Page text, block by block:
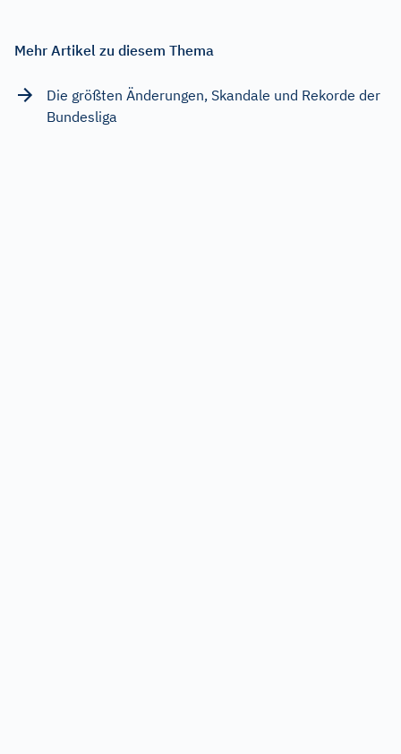
Mehr Artikel zu diesem Thema
Die größten Änderungen, Skandale und Rekorde der
Bundesliga